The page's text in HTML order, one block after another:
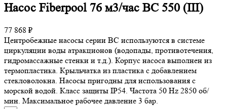
Насос Fiberpool 76 м3/час BC 550 (III)
77 868 ₽
Центробежные насосы серии BC используются в системе
циркуляции воды атракционов (водопады, противотечения,
гидромассажные стенки и т.д.). Корпус насоса выполнен из
термопластика. Крыльчатка из пластика с добавлением
стекловолокна. Насосы пригодны для использования с
морской водой. Класс защиты IP54. Частота 50 Hz 2850 об/
мин. Максимальное рабочее давление 3 бар.